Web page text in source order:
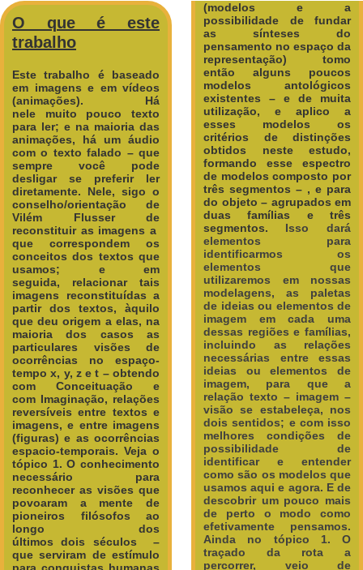
O que é este
trabalho
Este trabalho é baseado
em imagens e em vídeos
(animações). Há
nele muito pouco texto
para ler; e na maioria das
animações, há um áudio
com o texto falado – que
sempre você pode
desligar se preferir ler
diretamente. Nele, sigo o
conselho/orientação de
Vilém Flusser de
reconstituir as imagens a
que correspondem os
conceitos dos textos que
usamos; e em
seguida, relacionar tais
imagens reconstituídas a
partir dos textos, àquilo
que deu origem a elas, na
maioria dos casos as
particulares visões de
ocorrências no espaço-
tempo x, y, z e t – obtendo
com Conceituação e
com Imaginação, relações
reversíveis entre textos e
imagens, e entre imagens
(figuras) e as ocorrências
espacio-temporais. Veja o
tópico 1. O conhecimento
necessário para
reconhecer as visões que
povoaram a mente de
pioneiros filósofos ao
longo dos
últimos dois séculos –
que serviram de estímulo
(modelos e a
possibilidade de fundar
as sínteses do
pensamento no espaço da
representação) tomo
então alguns poucos
modelos antológicos
existentes – e de muita
utilização, e aplico a
esses modelos os
critérios de distinções
obtidos neste estudo,
formando esse espectro
de modelos composto por
três segmentos – , e para
do objeto – agrupados em
duas famílias e três
segmentos.
Isso dará
elementos para
identificarmos os
elementos que
utilizaremos em nossas
modelagens, as paletas
de ideias ou elementos de
imagem em cada uma
dessas regiões e famílias,
incluindo as relações
necessárias entre essas
ideias ou elementos de
imagem, para que a
relação texto – imagem –
visão se estabeleça, nos
dois sentidos; e com isso
melhores condições de
possibilidade de
identificar e entender
como são os modelos que
usamos aqui e agora. E de
descobrir um pouco mais
de perto o modo como
efetivamente pensamos.
Ainda no tópico 1. O
traçado da rota a
percorrer, veio de